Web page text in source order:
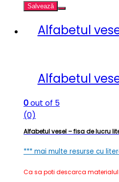
Salvează
Alfabetul
Alfabetul
0out of 5
(0)
Alfabetul vesel – fisa de lucru
*** mai multe resurse cu
Ca sa poti descarca